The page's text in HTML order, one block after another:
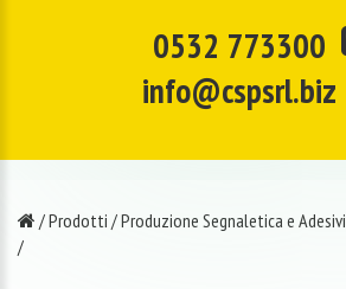
0532 773300
info@cspsrl.biz
/Prodotti /Produzione Segnaletica e Adesivi
/